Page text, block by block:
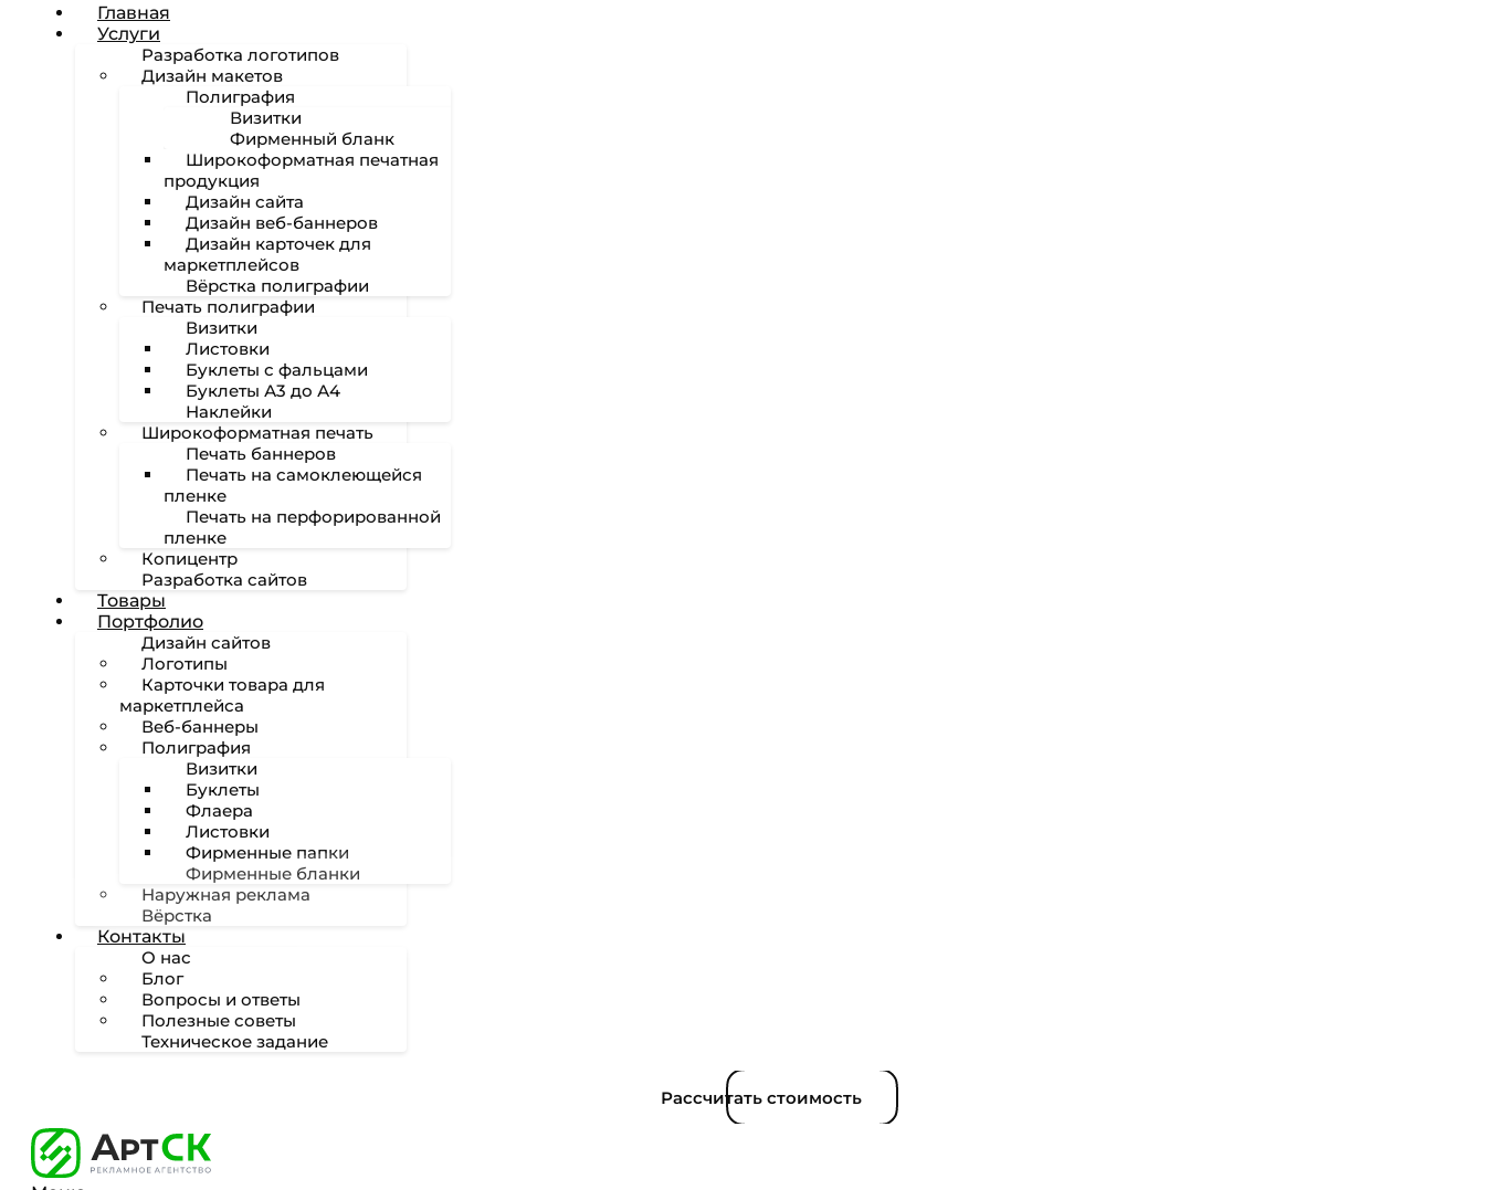
Главная
Услуги
Разработка логотипов
Дизайн макетов
Полиграфия
Визитки
Фирменный бланк
Широкоформатная печатная
продукция
Дизайн сайта
Дизайн веб-баннеров
Дизайн карточек для
маркетплейсов
Вёрстка полиграфии
Печать полиграфии
Визитки
Листовки
Буклеты с фальцами
Буклеты А3 до А4
Наклейки
Широкоформатная печать
Печать баннеров
Печать на самоклеющейся
пленке
Печать на перфорированной
пленке
Копицентр
Разработка сайтов
Товары
Портфолио
Дизайн сайтов
Логотипы
Карточки товара для
маркетплейса
Веб-баннеры
Полиграфия
Визитки
Буклеты
Флаера
Листовки
Фирменные папки
Фирменные бланки
Наружная реклама
Вёрстка
Контакты
О нас
Блог
Вопросы и ответы
Полезные советы
Техническое задание
Рассчитать стоимость